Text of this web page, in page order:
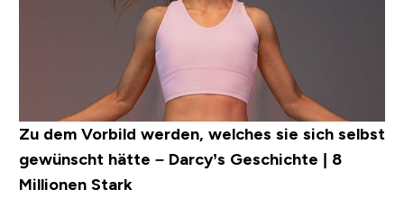
Zu dem Vorbild werden, welches sie sich selbst
gewünscht hätte – Darcy’s Geschichte | 8
Millionen Stark